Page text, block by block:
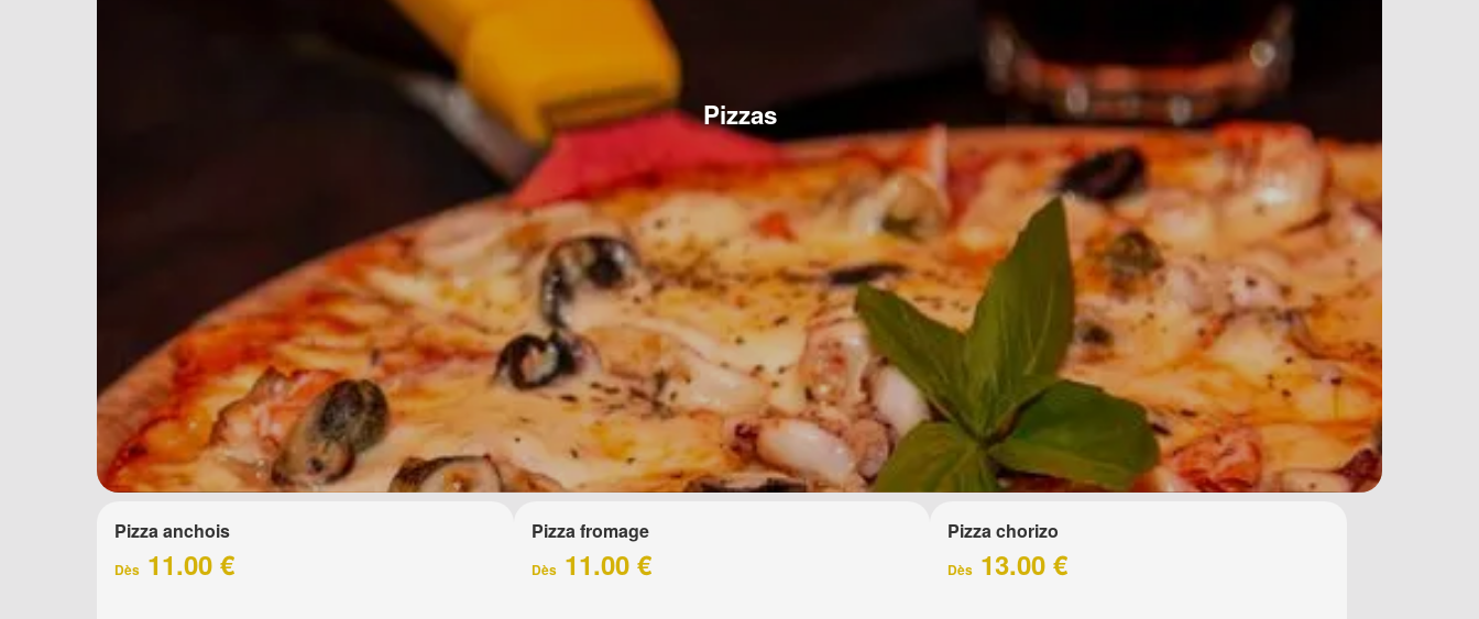
Pizzas
Pizza anchois
Dès 11.00 €
Pizza fromage
Dès11.00 €
Pizza chorizo
Dès 13.00 €